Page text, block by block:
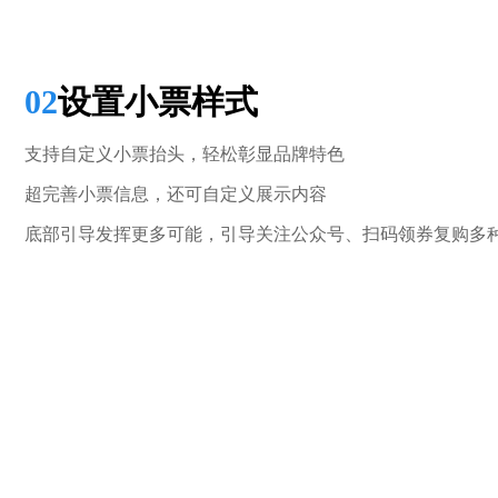
02设置小票样式
支持自定义小票抬头，轻松彰显品牌特色
超完善小票信息，还可自定义展示内容
底部引导发挥更多可能，引导关注公众号、扫码领券复购多